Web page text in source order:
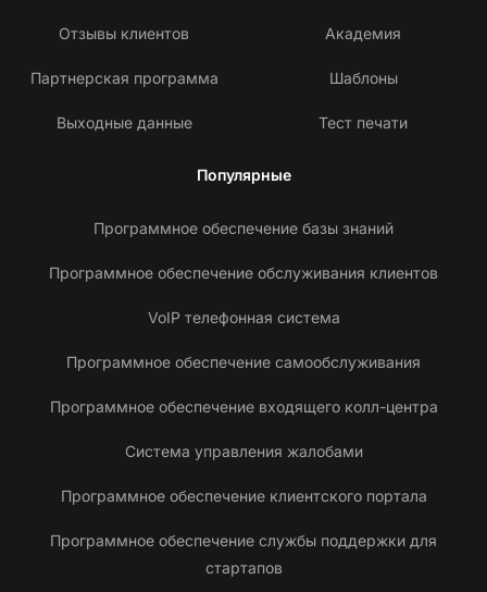
Отзывы клиентов
Партнерская программа
Выходные данные
Академия
Шаблоны
Тест печати
Популярные
Программное обеспечение базы знаний
Программное обеспечение обслуживания клиентов
VoIP телефонная система
Программное обеспечение самообслуживания
Программное обеспечение входящего колл-центра
Система управления жалобами
Программное обеспечение клиентского портала
Программное обеспечение службы поддержки для
стартапов